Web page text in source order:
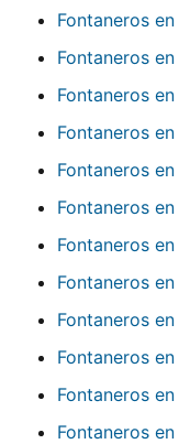
Fontaneros en
Fontaneros en
Fontaneros en
Fontaneros en
Fontaneros en
Fontaneros en
Fontaneros en
Fontaneros en
Fontaneros en
Fontaneros en
Fontaneros en
Fontaneros en